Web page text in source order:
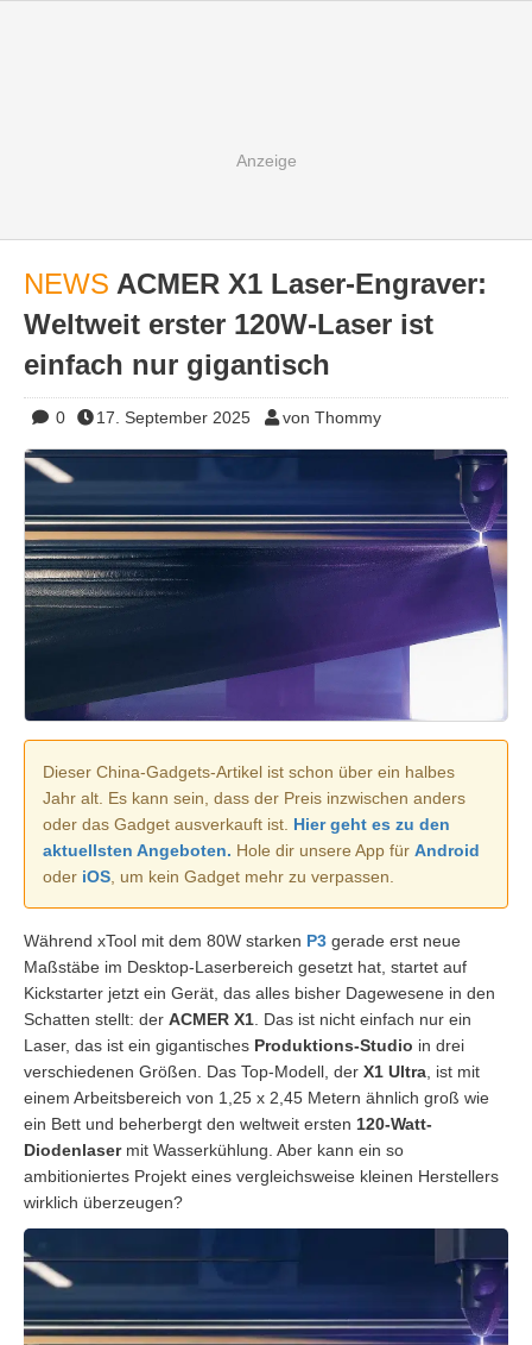
NEWS ACMER X1 Laser-Engraver:
Weltweit erster 120W-Laser ist
einfach nur gigantisch
0 17. September 2025 von Thommy
Dieser China-Gadgets-Artikel ist schon über ein halbes
Jahr alt. Es kann sein, dass der Preis inzwischen anders
oder das Gadget ausverkauft ist. Hier geht es zu den
aktuellsten Angeboten. Hole dir unsere App für Android
oder iOS, um kein Gadget mehr zu verpassen.
Während xTool mit dem 80W starken P3 gerade erst neue
Maßstäbe im Desktop-Laserbereich gesetzt hat, startet auf
Kickstarter jetzt ein Gerät, das alles bisher Dagewesene in den
Schatten stellt: der ACMER X1. Das ist nicht einfach nur ein
Laser, das ist ein gigantisches Produktions-Studio in drei
verschiedenen Größen. Das Top-Modell, der X1 Ultra, ist mit
einem Arbeitsbereich von 1,25 x 2,45 Metern ähnlich groß wie
ein Bett und beherbergt den weltweit ersten 120-Watt-
Diodenlasermit Wasserkühlung. Aber kann ein so
ambitioniertes Projekt eines vergleichsweise kleinen Herstellers
wirklich überzeugen?